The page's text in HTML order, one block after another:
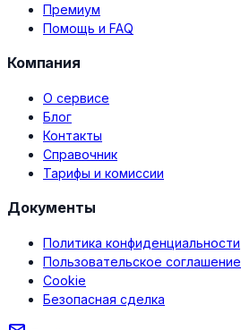
Премиум
Помощь и FAQ
Компания
О сервисе
Блог
Контакты
Справочник
Тарифы и комиссии
Документы
Политика конфиденциальности
Пользовательское соглашение
Cookie
Безопасная сделка